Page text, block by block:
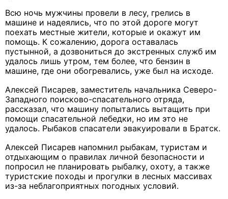
Всю ночь мужчины провели в лесу, грелись в
машине и надеялись, что по этой дороге могут
поехать местные жители, которые и окажут им
помощь. К сожалению, дорога оставалась
пустынной, а дозвониться до экстренных служб им
удалось лишь утром, тем более, что бензин в
машине, где они обогревались, уже был на исходе.
Алексей Писарев, заместитель начальника Северо-
Западного поисково-спасательного отряда,
рассказал, что машину попытались вытащить при
помощи спасательной лебедки, но им это не
удалось. Рыбаков спасатели эвакуировали в Братск.
Алексей Писарев напомнил рыбакам, туристам и
отдыхающим о правилах личной безопасности и
попросил не планировать рыбалку, охоту, а также
туристские походы и прогулки в лесных массивах
из-за неблагоприятных погодных условий.